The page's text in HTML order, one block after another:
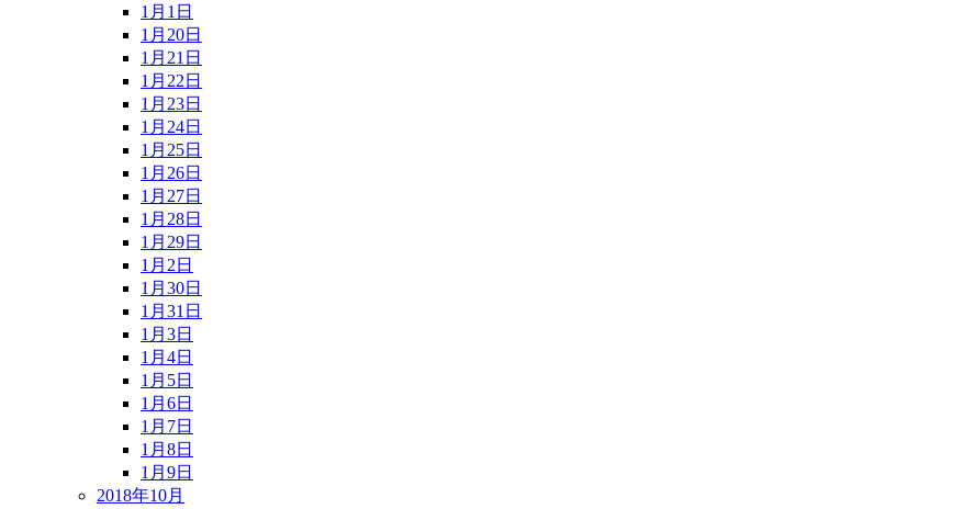
1月1日
1月20日
1月21日
1月22日
1月23日
1月24日
1月25日
1月26日
1月27日
1月28日
1月29日
1月2日
1月30日
1月31日
1月3日
1月4日
1月5日
1月6日
1月7日
1月8日
1月9日
2018年10月